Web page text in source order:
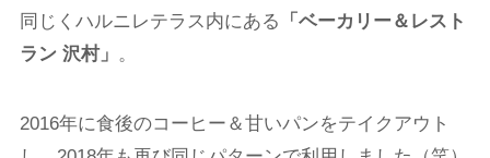
同じくハルニレテラス内にある
「ベーカリー＆レスト
ラン 沢村」 。
2016年に食後のコーヒー＆甘いパンをテイクアウト